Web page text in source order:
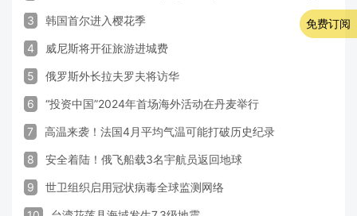
3 韩国首尔进入樱花季
4 威尼斯将开征旅游进城费
5 俄罗斯外长拉夫罗夫将访华
6 “投资中国”2024年首场海外活动在丹麦举行
7 高温来袭！法国4月平均气温可能打破历史纪录
8 安全着陆！俄飞船载3名宇航员返回地球
9 世卫组织启用冠状病毒全球监测网络
免费订阅